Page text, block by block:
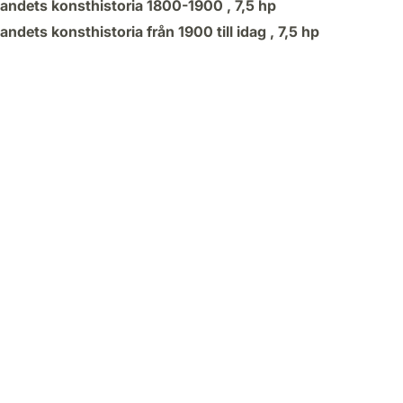
konsthistoria 1800-1900 , 7,5 hp
konsthistoria från 1900 till idag , 7,5 hp